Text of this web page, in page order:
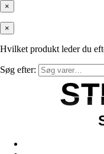
×
×
Hvilket produkt leder du
Søg efter: